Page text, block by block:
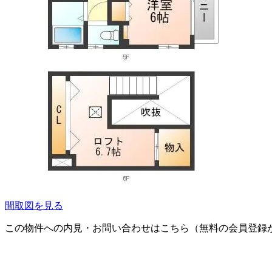
間取図を見る
この物件への内見・お問い合わせはこちら（無料の会員登録